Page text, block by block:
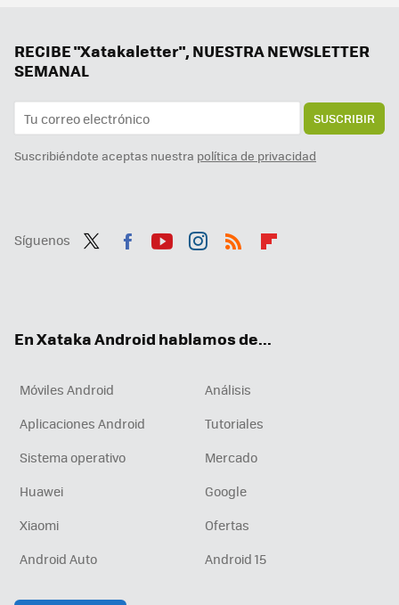
RECIBE "Xatakaletter", NUESTRA NEWSLETTER
SEMANAL
SUSCRIBIR
Suscribiéndote aceptas nuestra política de privacidad
Síguenos
En Xataka Android hablamos de...
Móviles Android
Análisis
Aplicaciones Android
Tutoriales
Sistema operativo
Mercado
Huawei
Google
Xiaomi
Ofertas
Android Auto
Android 15